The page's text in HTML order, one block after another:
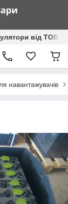
від ТОВ
навантажувачів